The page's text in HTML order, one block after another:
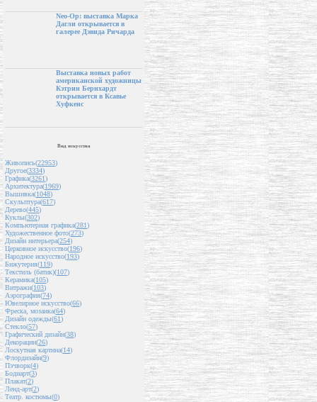
Neo-Op: выставка Марка
Дагли открывается в
галерее Дэвида Ричарда
Выставка новых работ
американской художницы
Кэтрин Бернхардт
открывается в Ксавье
Хуфкенс
Вид искусства
Живопись(22953)
Другое(3334)
Графика(3261)
Архитектура(1969)
Вышивка(1048)
Скульптура(617)
Дерево(445)
Куклы(302)
Компьютерная графика(281)
Художественное фото(273)
Дизайн интерьера(254)
Церковное искусство(196)
Народное искусство(193)
Бижутерия(119)
Текстиль (батик)(107)
Керамика(105)
Витражи(103)
Аэрография(74)
Ювелирное искусство(66)
Фреска, мозаика(64)
Дизайн одежды(61)
Стекло(57)
Графический дизайн(38)
Декорации(26)
Лоскутная картина(14)
Флордизайн(9)
Пэчворк(4)
Бодиарт(3)
Плакат(2)
Ленд-арт(2)
Театр. костюмы(0)